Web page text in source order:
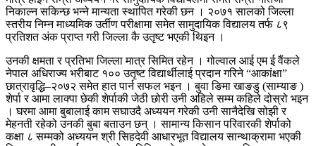
निकाल्न सकिन्छ भन्ने मान्यता स्थापित गरेकी छन । २०७१ सालको जिल्ला
स्तरीय निम्न माध्यमिक उर्तीण परीक्षामा समेत सामुदायिक विद्यालय तर्फ ८९
प्रतिशत अंक प्राप्त गरी जिल्ला कै उतृष्ट भएकी थिइन ।
उनकी क्षमता र प्रतिभा जिल्ला मात्र सिमित रहेन । गोल्वाल आई एम ई वैंकले
नेपाल अधिराज्य भरीबाट १०० उतृष्ट विद्यार्थीलाई प्रदान गरिने “आकांक्षा”
छात्रावृद्धि–२०७२ समेत हात पार्न सफल भइन । बुवा ङिमा खाङडु (साम्याङ )
शेर्पा र आमा लाक्पा छेकी शेर्पाकी जेठी छोरी उनी अहिले सम्म कहिले दोस्रो भइन
। घरमा आमा बुबालाई काम सघाउदै अध्ययन गरेकी उनी सानैदेखि सोझी र
मेहनती रहेको उनकी बुबा बताउन छन् । सामान्य किसान परिवारकी शेर्पाको
कक्षा ८ सम्मको अध्ययन श्री सिहदेवी आधारभूत विद्यालय सान्थाक्रामा भएकी